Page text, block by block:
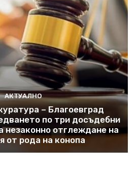
АКТУАЛНО
– Благоевград
по три досъдебни
незаконно отглеждане на
от рода на конопа